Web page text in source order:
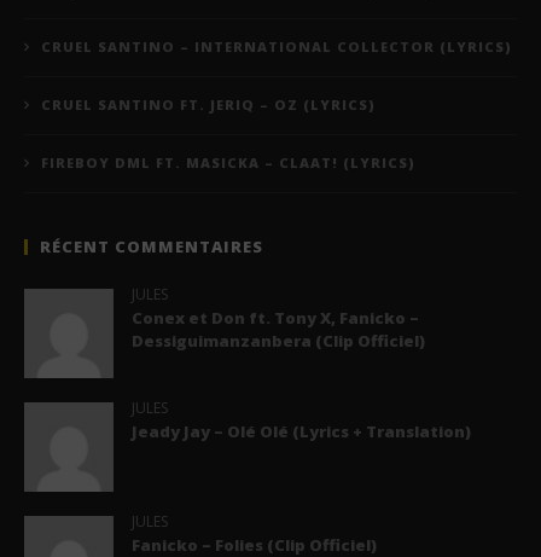
CRUEL SANTINO – INTERNATIONAL COLLECTOR (LYRICS)
CRUEL SANTINO FT. JERIQ – OZ (LYRICS)
FIREBOY DML FT. MASICKA – CLAAT! (LYRICS)
RÉCENT COMMENTAIRES
JULES
Conex et Don ft. Tony X, Fanicko –
Dessiguimanzanbera (Clip Officiel)
JULES
Jeady Jay – Olé Olé (Lyrics + Translation)
JULES
Fanicko – Folies (Clip Officiel)